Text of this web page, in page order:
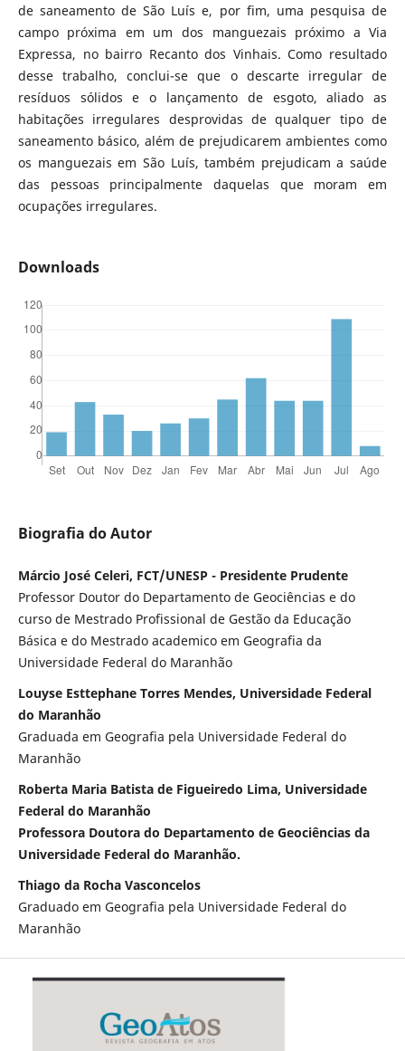
de saneamento de São Luís e, por fim, uma pesquisa de
campo próxima em um dos manguezais próximo a Via
Expressa, no bairro Recanto dos Vinhais. Como resultado
desse trabalho, conclui-se que o descarte irregular de
resíduos sólidos e o lançamento de esgoto, aliado as
habitações irregulares desprovidas de qualquer tipo de
saneamento básico, além de prejudicarem ambientes como
os manguezais em São Luís, também prejudicam a saúde
das pessoas principalmente daquelas que moram em
ocupações irregulares.
Downloads
Biografia do Autor
Márcio José Celeri, FCT/UNESP - Presidente Prudente
Professor Doutor do Departamento de Geociências e do
curso de Mestrado Profissional de Gestão da Educação
Básica e do Mestrado academico em Geografia da
Universidade Federal do Maranhão
Louyse Esttephane Torres Mendes, Universidade Federal
do Maranhão
Graduada em Geografia pela Universidade Federal do
Maranhão
Roberta Maria Batista de Figueiredo Lima, Universidade
Federal do Maranhão
Professora Doutora do Departamento de Geociências da
Universidade Federal do Maranhão.
Thiago da Rocha Vasconcelos
Graduado em Geografia pela Universidade Federal do
Maranhão